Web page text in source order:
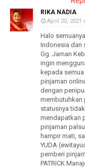
RIKA NADIA
April 20, 2021
Halo
Indonesia dan
Gg. Jaman
ingin
kepada
pinjaman
dengan
membutuhkan
statusnya
mendapatkan
pinjaman
hampir mati,
YUDA
pemberi
PATRICK